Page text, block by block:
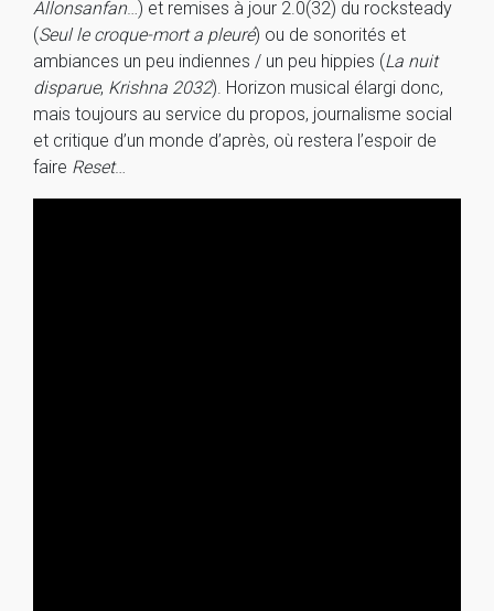
Allonsanfan…) et remises à jour 2.0(32) du rocksteady
(Seul le croque-mort a pleuré) ou de sonorités et
ambiances un peu indiennes / un peu hippies (La nuit
disparue, Krishna 2032). Horizon musical élargi donc,
mais toujours au service du propos, journalisme social
et critique d’un monde d’après, où restera l’espoir de
faire Reset…